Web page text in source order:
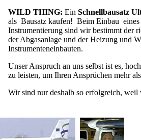
WILD THING:EinSchnellbausatz
als Bausatz kaufen! Beim Einbau
Instrumentierung sind wir bestimmt der
der Abgasanlage und der Heizung und
Instrumenteneinbauten.
Unser Anspruch an uns selbst ist es,
zu leisten, um Ihren Ansprüchen mehr
Wir sind nur deshalb so erfolgreich,